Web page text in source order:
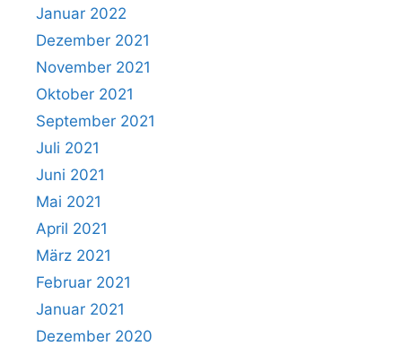
Januar 2022
Dezember 2021
November 2021
Oktober 2021
September 2021
Juli 2021
Juni 2021
Mai 2021
April 2021
März 2021
Februar 2021
Januar 2021
Dezember 2020